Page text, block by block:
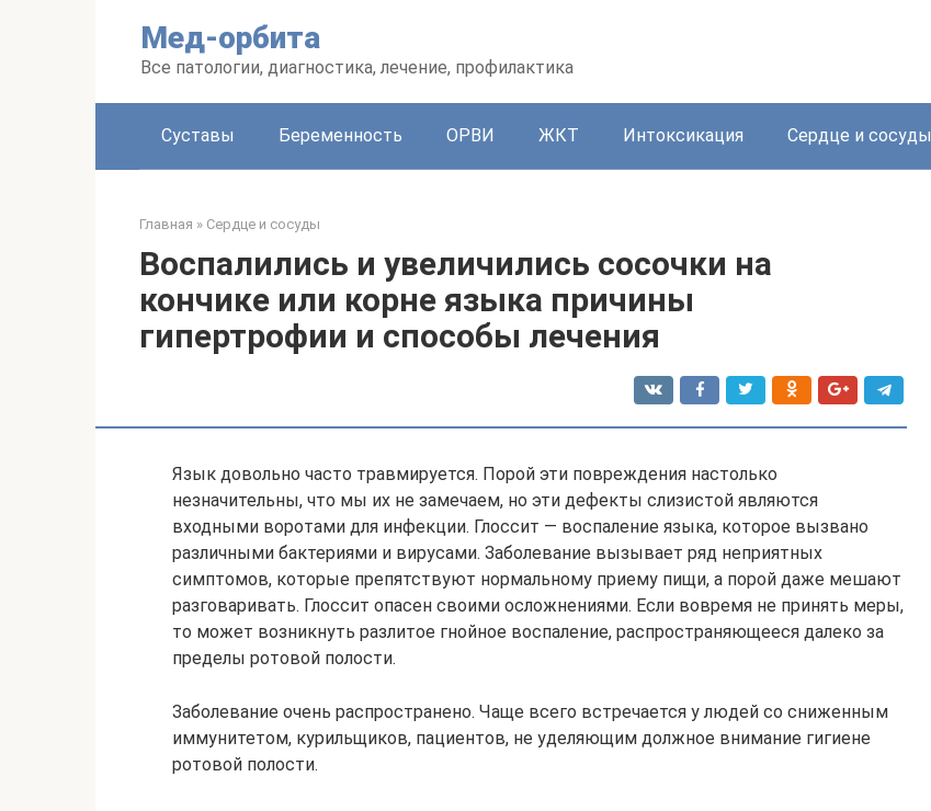
Мед-орбита
Все патологии, диагностика, лечение, профилактика
Суставы Беременность ОРВИ ЖКТ Интоксикация Сердце и сосуды
Главная » Сердце и сосуды
Воспалились и увеличились сосочки на
кончике или корне языка причины
гипертрофии и способы лечения
Язык довольно часто травмируется. Порой эти повреждения настолько
незначительны, что мы их не замечаем, но эти дефекты слизистой являются
входными воротами для инфекции. Глоссит — воспаление языка, которое вызвано
различными бактериями и вирусами. Заболевание вызывает ряд неприятных
симптомов, которые препятствуют нормальному приему пищи, а порой даже мешают
разговаривать. Глоссит опасен своими осложнениями. Если вовремя не принять меры,
то может возникнуть разлитое гнойное воспаление, распространяющееся далеко за
пределы ротовой полости.
Заболевание очень распространено. Чаще всего встречается у людей со сниженным
иммунитетом, курильщиков, пациентов, не уделяющим должное внимание гигиене
ротовой полости.